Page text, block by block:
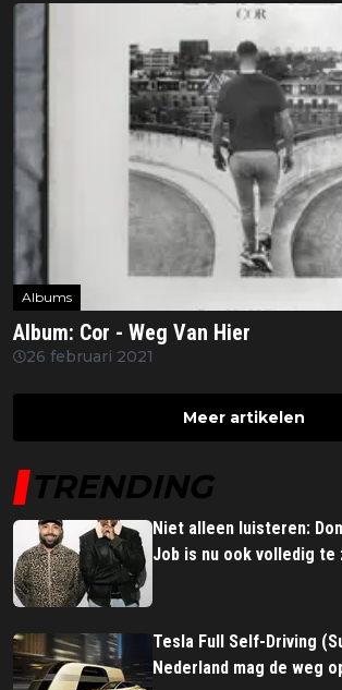
Albums
Album: Cor - Weg Van Hier
26 februari 2021
Meer artikelen
TRENDING
Niet alleen luisteren:
Job is nu ook volledig te
Tesla Full Self-Driving
Nederland mag de weg